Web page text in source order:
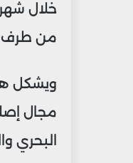
خلال
من طرف
ويشكل
مجال
البحري